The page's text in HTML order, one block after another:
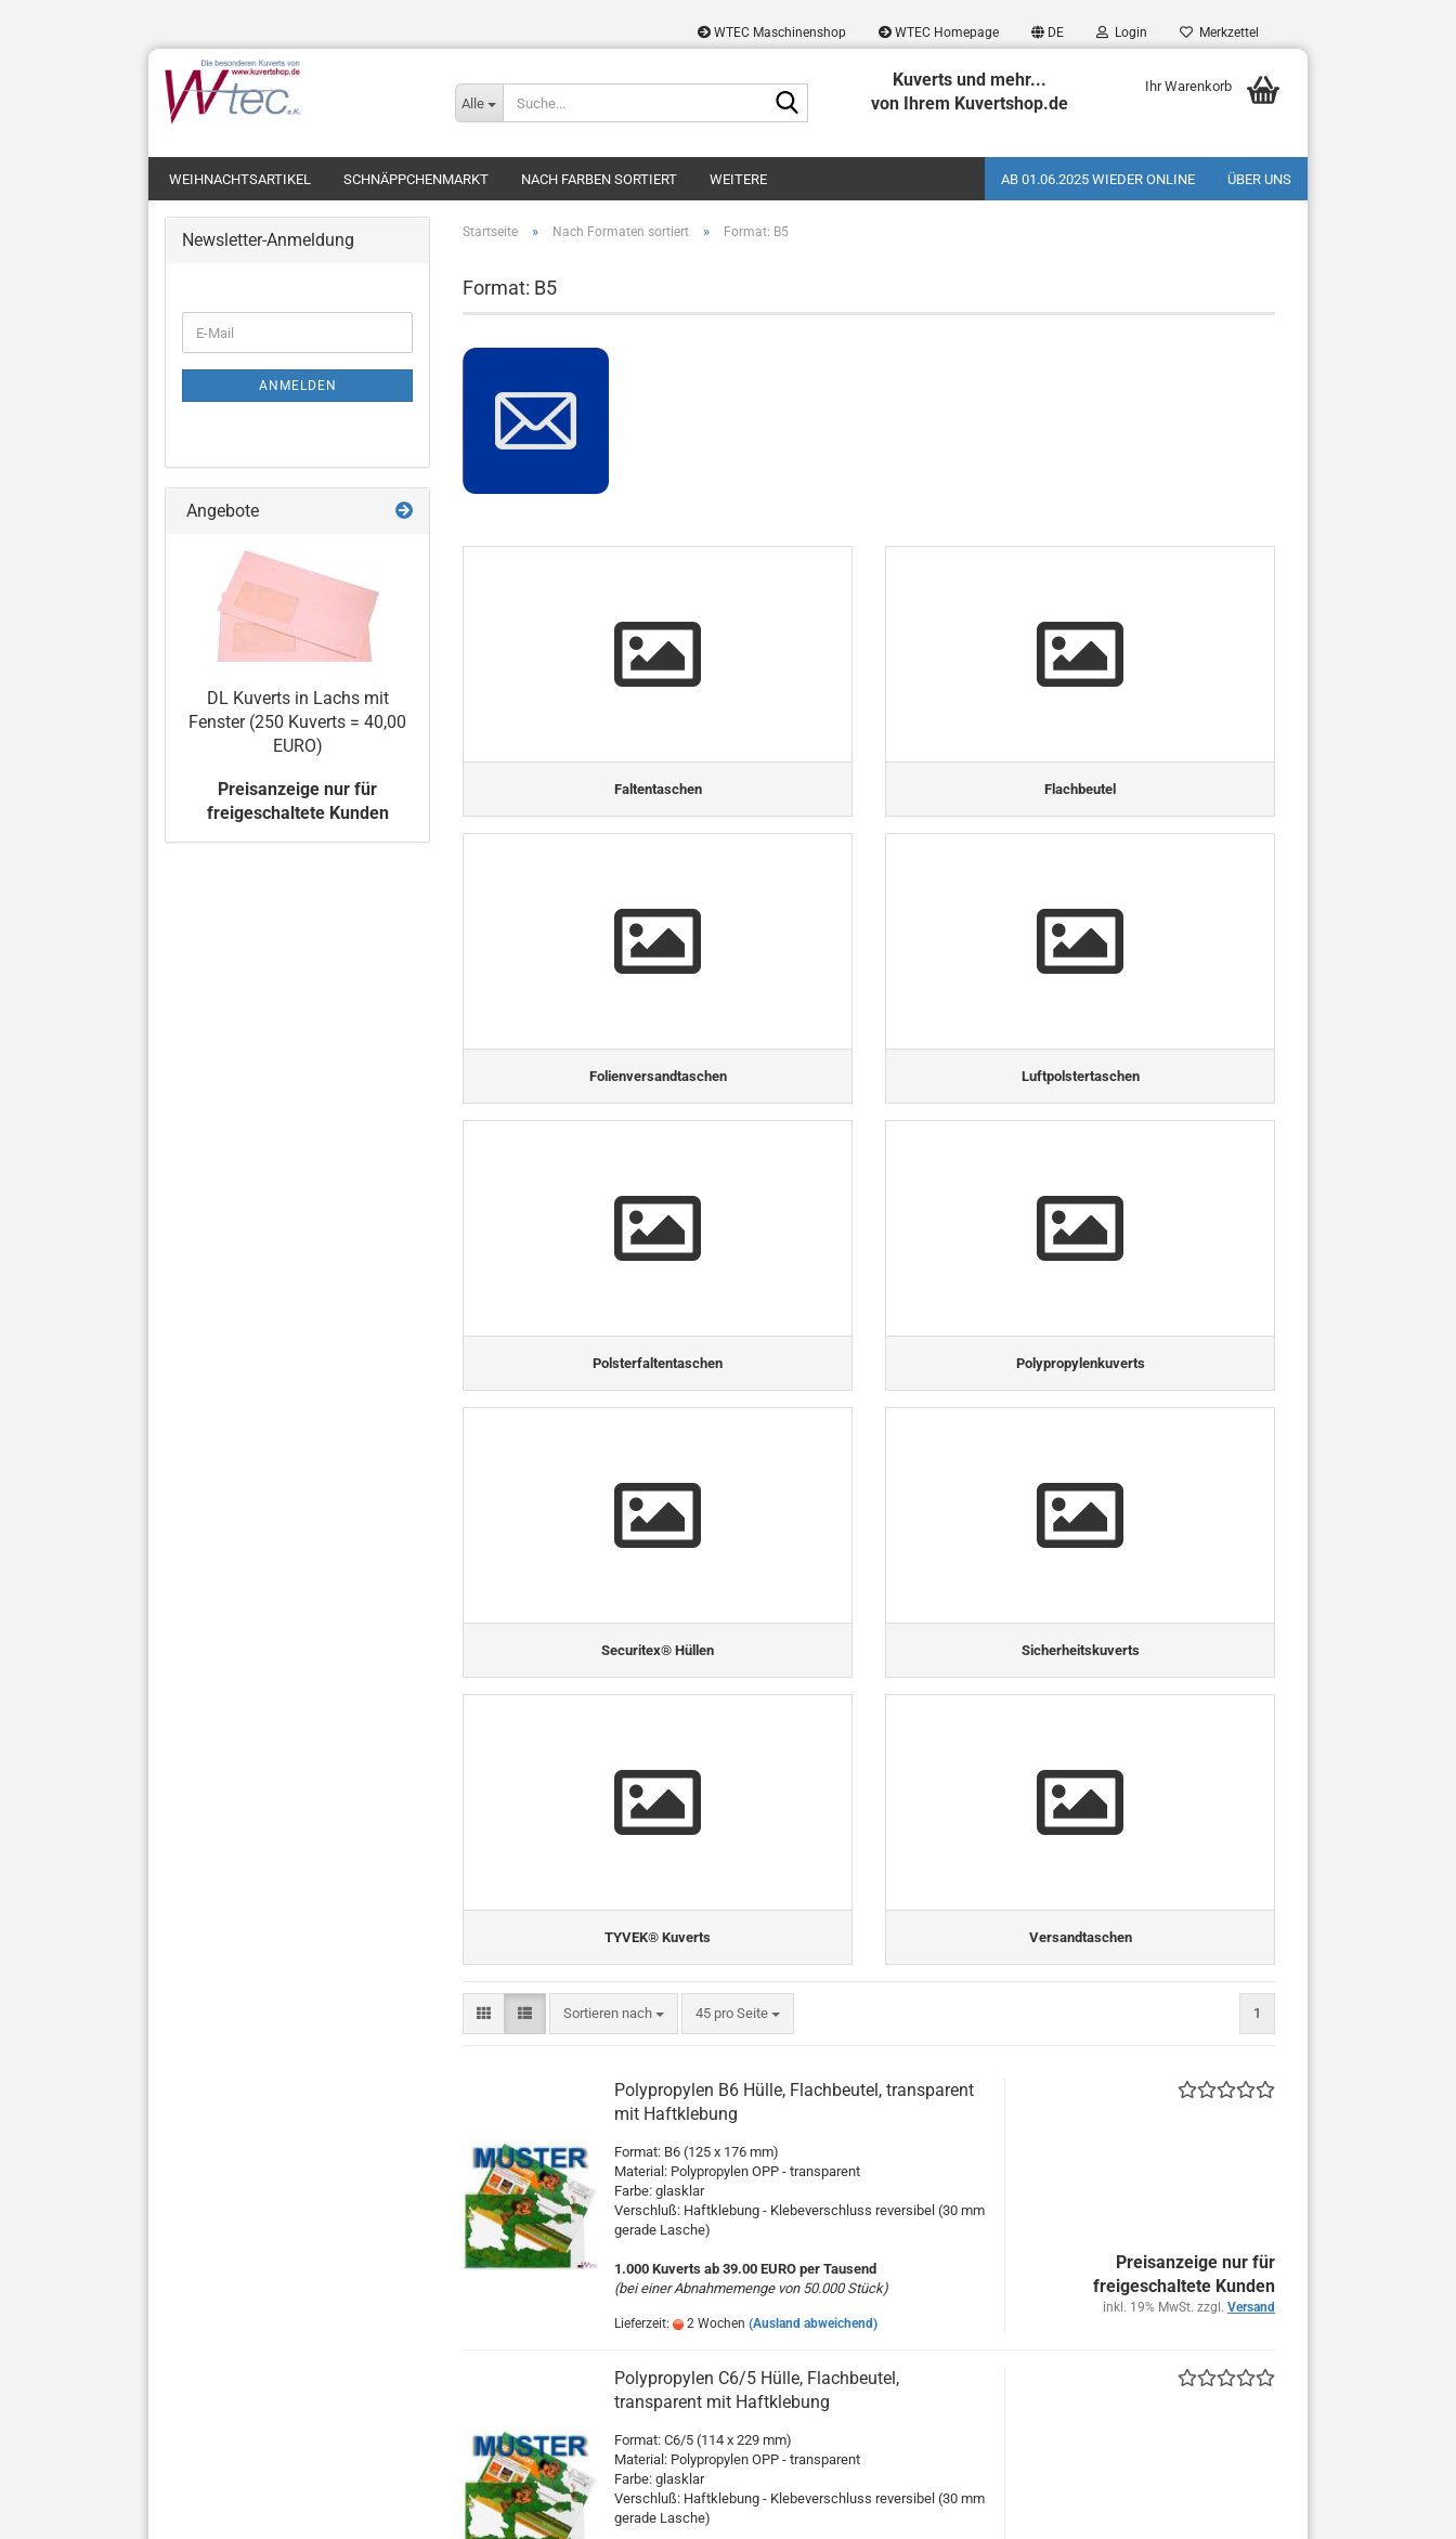
WTEC Maschinenshop WTEC Homepage DE Login Merkzettel
Alle
Kuverts und mehr...
von Ihrem Kuvertshop.de
Ihr Warenkorb
WEIHNACHTSARTIKEL SCHNÄPPCHENMARKT NACH FARBEN SORTIERT AB 01.06.2025 WIEDER ONLINE ÜBER UNS
WEITERE
Startseite » Nach Formaten sortiert » Format: B5
Format: B5
Faltentaschen Flachbeutel
Folienversandtaschen Luftpolstertaschen
Polsterfaltentaschen Polypropylenkuverts
Securitex® Hüllen Sicherheitskuverts
TYVEK® Kuverts Versandtaschen
Sortieren nach
Sortieren nach 45 pro Seite
pro Seite 1
Polypropylen B6 Hülle, Flachbeutel, transparent
mit Haftklebung
Format: B6 (125 x 176 mm)
Material: Polypropylen OPP - transparent
Farbe: glasklar
Verschluß: Haftklebung - Klebeverschluss reversibel (30 mm
gerade Lasche)
1.000 Kuverts ab 39.00 EURO per Tausend
(bei einer Abnahmemenge von 50.000 Stück)
Lieferzeit: 2 Wochen (Ausland abweichend)
Preisanzeige nur für
freigeschaltete Kunden
inkl. 19% MwSt. zzgl. Versand
Polypropylen C6/5 Hülle, Flachbeutel,
transparent mit Haftklebung
Format: C6/5 (114 x 229 mm)
Material: Polypropylen OPP - transparent
Farbe: glasklar
Verschluß: Haftklebung - Klebeverschluss reversibel (30 mm
gerade Lasche)
Newsletter-Anmeldung
ZUR
ANMELDUNG
E-
Mail
ANMELDEN
Angebote
DL Kuverts in Lachs mit
Fenster (250 Kuverts = 40,00
EURO)
Preisanzeige nur für
freigeschaltete Kunden